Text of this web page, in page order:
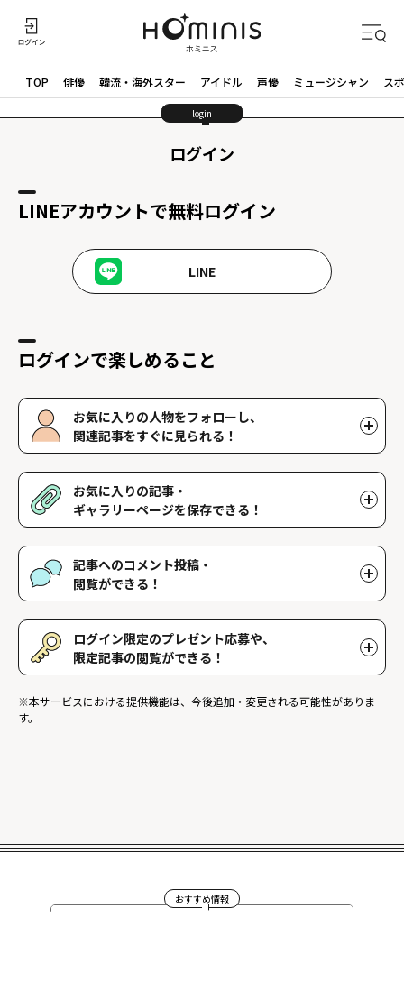
TOP 俳優 韓流・海外スター アイドル 声優 ミュージシャン ス
login
ログイン
LINEアカウントで無料ログイン
LINE
ログインで楽しめること
お気に入りの人物をフォローし、
関連記事をすぐに見られる！
好きな人物をフォローすることで、マイページで好きな人物の関連
記事を閲覧することができます。好きな人物一覧はマイページで確
認できます。
お気に入りの記事・
ギャラリーページを保存できる！
好きな記事やギャラリーページを保存し、マイページでいつでも閲
覧することができます。
記事へのコメント投稿・
閲覧ができる！
記事に対して応援や感想などのコメントができ、他のファンが投稿
したコメントを読むことができます。
ログイン限定のプレゼント応募や、
限定記事の閲覧ができる！
た、ログイン限定記事を閲覧することができます。
※本サービスにおける提供機能は、今後追加・変更される可能性がありま
す。
おすすめ情報